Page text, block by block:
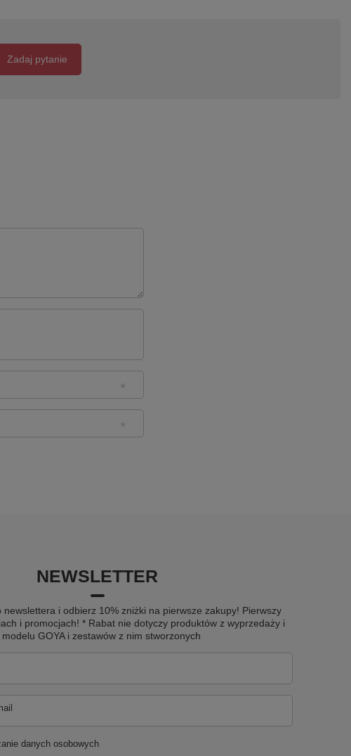
Zadaj pytanie
NEWSLETTER
newslettera i odbierz 10% zniżki na pierwsze zakupy! Pierwszy
i promocjach! * Rabat nie dotyczy produktów z wyprzedaży i
GOYA i zestawów z nim stworzonych
danych osobowych